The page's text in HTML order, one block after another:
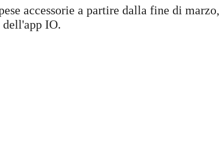
accessorie a partire dalla fine di marzo,
dell'app IO.